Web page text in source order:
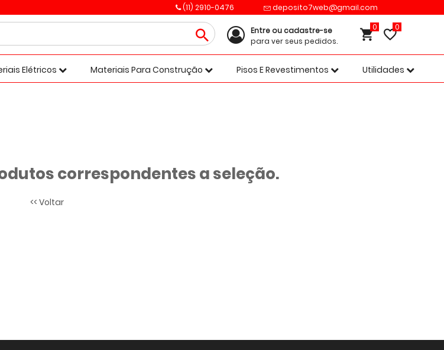
(11) 2910-0476 deposito7web@gmail.com
Entre ou cadastre-se
para ver seus pedidos.
0
Elétricos Materiais Para Construção Pisos E Revestimentos
Utilidades
correspondentes a seleção.
<< Voltar